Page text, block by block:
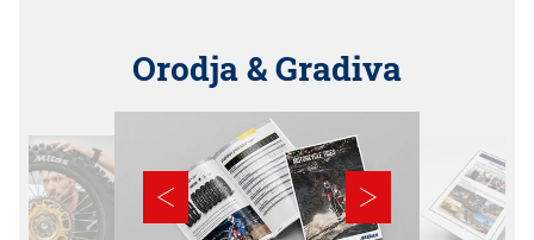
Orodja & Gradiva